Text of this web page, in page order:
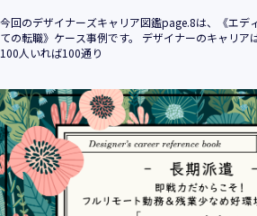
株式会社 ユウクリ 個人情報保護
〒151-0073 東京都渋谷区笹塚1-55-7
ル 7F
info@y-create.co.jp
電話番号：03-6712-7970（土日休日を
平成16年 2月 1日
平成21年 3月23日 改訂
平成23年 4月 1日 改訂
今回のデザイナーズキャリア図鑑page.8は、《エデ
ての転職》ケース事例です。 デザイナーのキャリア
100人いれば100通り